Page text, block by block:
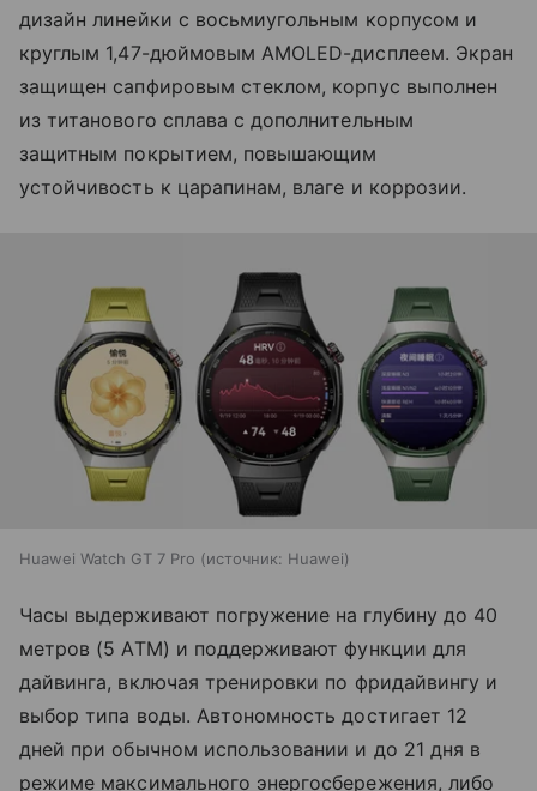
дизайн линейки с восьмиугольным корпусом и
круглым 1,47-дюймовым AMOLED-дисплеем. Экран
защищен сапфировым стеклом, корпус выполнен
из титанового сплава с дополнительным
защитным покрытием, повышающим
устойчивость к царапинам, влаге и коррозии.
Huawei Watch GT 7 Pro источник: Huawei
Часы выдерживают погружение на глубину до 40
метров (5 ATM) и поддерживают функции для
дайвинга, включая тренировки по фридайвингу и
выбор типа воды. Автономность достигает 12
дней при обычном использовании и до 21 дня в
режиме максимального энергосбережения, либо